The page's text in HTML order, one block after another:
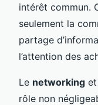
intérêt commun.
seulement la
partage
l’attention des
Le networking
rôle non